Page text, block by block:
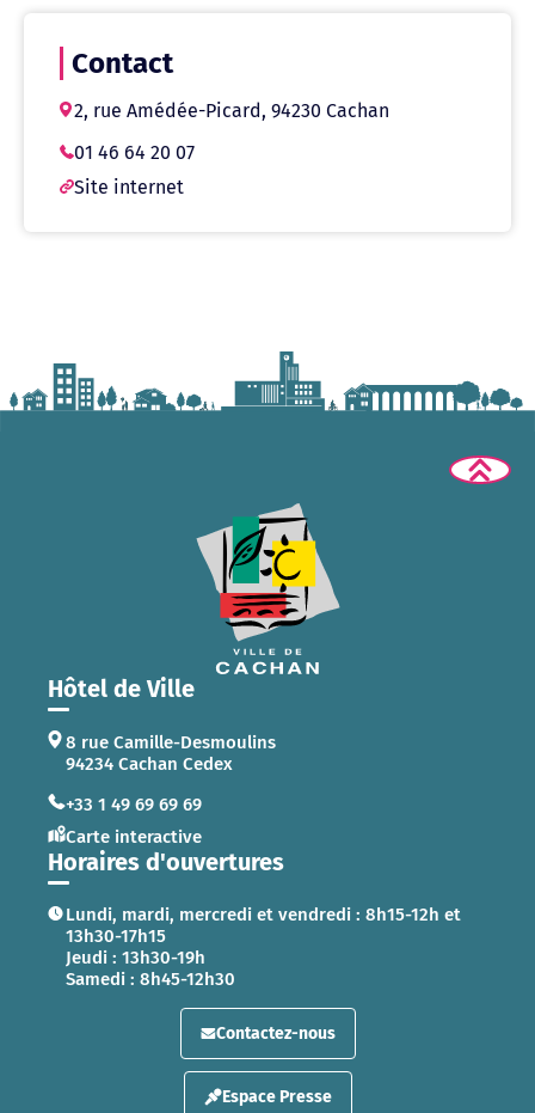
Contact
2, rue Amédée-Picard, 94230 Cachan
01 46 64 20 07
Site internet
Hôtel de Ville
8 rue Camille-Desmoulins
94234 Cachan Cedex
+33 1 49 69 69 69
Carte interactive
Horaires d'ouvertures
Lundi, mardi, mercredi et vendredi : 8h15-12h et
13h30-17h15
Jeudi : 13h30-19h
Samedi : 8h45-12h30
Contactez-nous
Espace Presse